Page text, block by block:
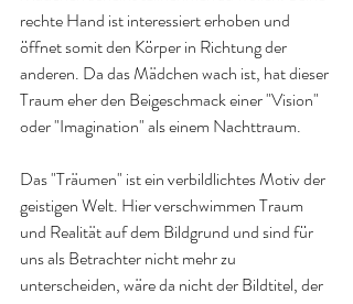
rechte Hand ist interessiert erhoben und
öffnet somit den Körper in Richtung der
anderen. Da das Mädchen wach ist, hat dieser
Traum eher den Beigeschmack einer "Vision"
oder "Imagination" als einem Nachttraum.
Das "Träumen" ist ein verbildlichtes Motiv der
geistigen Welt. Hier verschwimmen Traum
und Realität auf dem Bildgrund und sind für
uns als Betrachter nicht mehr zu
unterscheiden, wäre da nicht der Bildtitel, der